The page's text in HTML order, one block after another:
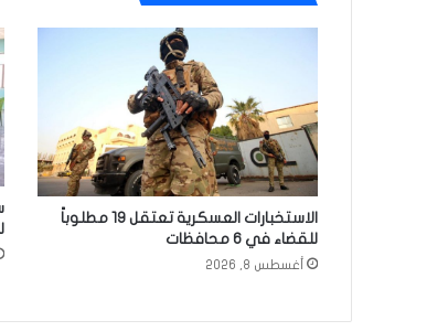
الاستخبارات العسكرية تعتقل 19 مطلوباً
للقضاء في 6 محافظات
أغسطس 8, 2026